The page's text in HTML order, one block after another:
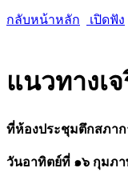
กลับหน้าหลัก เปิดฟัง
แนวทางเ
ที่ห้องประชุมตึกสภา
วันอาทิตย์ที่ ๑๖ กุมภ